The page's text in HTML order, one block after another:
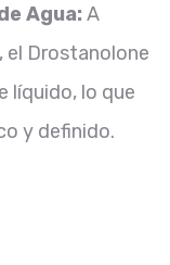
Agua: A
Drostanolone
líquido, lo que
y definido.